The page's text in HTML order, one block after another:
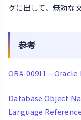
グに出して、無効な
参考
ORA-00911 –
Database Object
Language Reference